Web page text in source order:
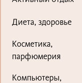
Диета, здоровье
Косметика,
парфюмерия
Компьютеры,